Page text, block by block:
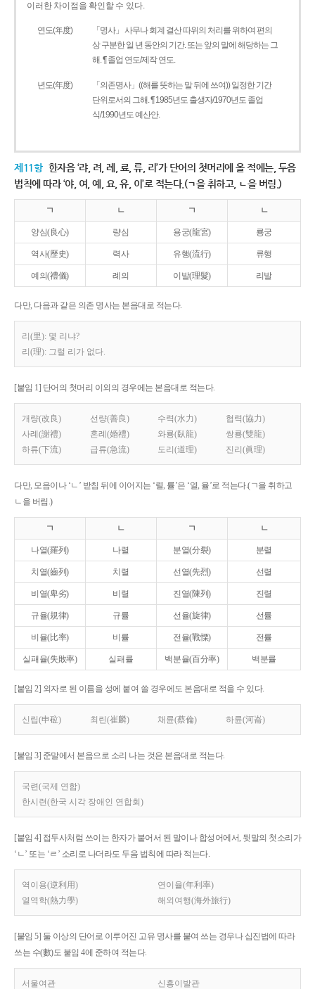
이러한 차이점을 확인할 수 있다.
연도(年度)
「명사」 사무나 회계 결산 따위의 처리를 위하여 편의
상 구분한 일 년 동안의 기간. 또는 앞의 말에 해당하는 그
해. ¶ 졸업 연도/제작 연도.
년도(年度)
「의존명사」((해를 뜻하는 말 뒤에 쓰여)) 일정한 기간
단위로서의 그해. ¶ 1985년도 출생자/1970년도 졸업
식/1990년도 예산안.
제11항 한자음 ‘랴, 려, 례, 료, 류, 리’가 단어의 첫머리에 올 적에는, 두음
법칙에 따라 ‘야, 여, 예, 요, 유, 이’로 적는다.(ㄱ을 취하고, ㄴ을 버림.)
ㄱ ㄴ ㄱ ㄴ
양심(良心) 량심 용궁(龍宮) 룡궁
역사(歷史) 력사 유행(流行) 류행
예의(禮儀) 례의 이발(理髮) 리발
다만, 다음과 같은 의존 명사는 본음대로 적는다.
리(里): 몇 리냐?
리(理): 그럴 리가 없다.
[붙임 1] 단어의 첫머리 이외의 경우에는 본음대로 적는다.
개량(改良) 선량(善良) 수력(水力)
협력(協力)
사례(謝禮)
혼례(婚禮) 와룡(臥龍)
쌍룡(雙龍)
하류(下流)
급류(急流) 도리(道理) 진리(眞理)
다만, 모음이나 ‘ㄴ’ 받침 뒤에 이어지는 ‘렬, 률’은 ‘열, 율’로 적는다.(ㄱ을 취하고
ㄴ을 버림.)
ㄱ ㄴ ㄱ ㄴ
나열(羅列) 나렬 분열(分裂) 분렬
치열(齒列) 치렬 선열(先烈) 선렬
비열(卑劣) 비렬 진열(陳列) 진렬
규율(規律) 규률 선율(旋律) 선률
비율(比率) 비률 전율(戰慄) 전률
실패율(失敗率) 실패률 백분율(百分率) 백분률
[붙임 2] 외자로 된 이름을 성에 붙여 쓸 경우에도 본음대로 적을 수 있다.
신립(申砬) 최린(崔麟) 채륜(蔡倫) 하륜(河崙)
[붙임 3] 준말에서 본음으로 소리 나는 것은 본음대로 적는다.
국련(국제 연합)
한시련(한국 시각 장애인 연합회)
[붙임 4] 접두사처럼 쓰이는 한자가 붙어서 된 말이나 합성어에서, 뒷말의 첫소리가
‘ㄴ’ 또는 ‘ㄹ’ 소리로 나더라도 두음 법칙에 따라 적는다.
역이용(逆利用)
연이율(年利率)
열역학(熱力學)
해외여행(海外旅行)
[붙임 5] 둘 이상의 단어로 이루어진 고유 명사를 붙여 쓰는 경우나 십진법에 따라
쓰는 수(數)도 붙임 4에 준하여 적는다.
서울여관 신흥이발관